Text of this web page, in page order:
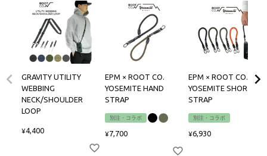
GRAVITY UTILITY
WEBBING
NECK/SHOULDER
LOOP
¥4,400
EPM × ROOT CO.
YOSEMITE HAND
STRAP
別注・コラボ
¥7,700
EPM × ROOT CO.
YOSEMITE SHORT
STRAP
別注・コラボ
¥6,930